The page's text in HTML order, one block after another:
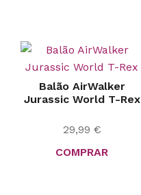
Balão AirWalker
Jurassic World T-Rex
29,99 €
COMPRAR